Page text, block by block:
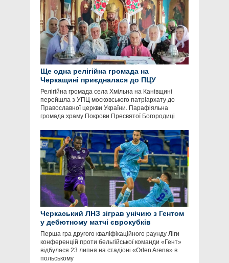
Ще одна релігійна громада на
Черкащині приєдналася до ПЦУ
Релігійна громада села Хмільна на Канівщині
перейшла з УПЦ московського патріархату до
Православної церкви України. Парафіяльна
громада храму Покрови Пресвятої Богородиці
Черкаський ЛНЗ зіграв унічию з Гентом
у дебютному матчі єврокубків
Перша гра другого кваліфікаційного раунду Ліги
конференцій проти бельгійської команди «Гент»
відбулася 23 липня на стадіоні «Orlen Arena» в
польському